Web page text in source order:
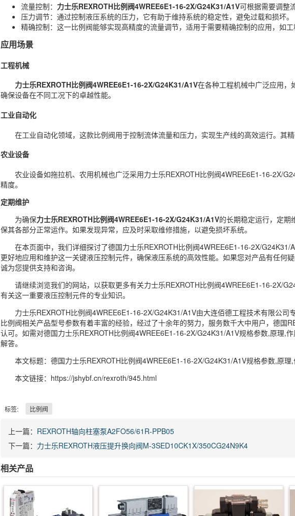
流量控制： 力士乐REXROTH比例阀4WREE6E1-16-2X/G24K31/A1V可根据需要调整
压力调节：通过控制液压系统的压力，它有助于维持系统的稳定性，避免过载和损坏。
精确控制：这一比例阀能够实现高精度的流量调节，适用于需要精确控制的应用，如工
应用场景
工程机械
力士乐REXROTH比例阀4WREE6E1-16-2X/G24K31/A1V在各种工程机械中广泛应用，
确保设备在不同工况下的卓越性能。
工业自动化
在工业自动化领域，这款比例阀用于控制流体流量和压力，实现生产线的高效运行。其
农业设备
农业设备如拖拉机、农用机械也广泛采用力士乐REXROTH比例阀4WREE6E1-16-2X/
精度。
定期维护
为确保力士乐REXROTH比例阀4WREE6E1-16-2X/G24K31/A1V的长期稳定运行，定期
保其各部分正常运作。如果发现异常，应及时采取维修措施，以避免损坏系统。
在本页面中，我们详细探讨了德国力士乐REXROTH比例阀4WREE6E1-16-2X/
更好地应用和维护这一关键液压控制元件，确保液压系统的高效性能。如果您对产品有任何
诚为您提供支持和咨询。
请继续浏览我们的网站，以获取更多有关力士乐REXROTH比例阀4WREE6E1-16-2X/
有关这一重要液压控制元件的专业知识。
力士乐REXROTH比例阀4WREE6E1-16-2X/G24K31/A1V由大连佰德工程技术有限公
比例阀相关产品型号参数有着丰富的经验，经过了十余年的努力，服务数千大中用户，德国
认可。如需对德国力士乐REXROTH比例阀4WREE6E1-16-2X/G24K31/A1V规格参数,原理,
解答。
本文标题：德国力士乐REXROTH比例阀4WREE6E1-16-2X/G24K31/A1V规格参数,原理,
本文链接：https://jshybf.cn/rexroth/945.html
标签: 比例阀
上一篇： REXROTH轴向柱塞泵A2FO56/61R-PPB05
下一篇： 力士乐REXROTH液压提升换向阀M-3SED10CK1X/350CG24N9K4
相关产品